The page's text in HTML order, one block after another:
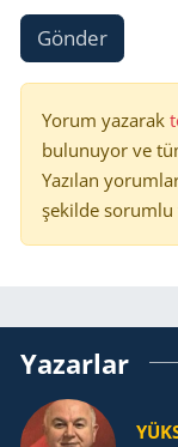
Gönder
Yorum yazarak
bulunuyor ve
Yazılan
şekilde
Yazarlar